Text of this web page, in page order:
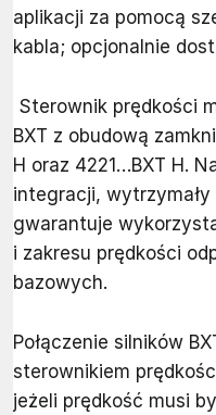
aplikacji za pomocą
kabla; opcjonalnie
Sterownik prędkości
BXT z obudową
H oraz 4221…BXT H.
integracji,
gwarantuje
i zakresu prędkości
bazowych.
Połączenie silników
sterownikiem
jeżeli prędkość musi